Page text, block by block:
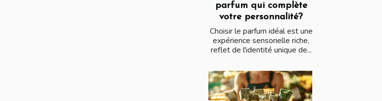
parfum qui complète
votre personnalité?
Choisir le parfum idéal est une
expérience sensorielle riche,
reflet de l'identité unique de...